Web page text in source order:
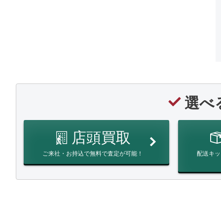
選べ
店頭買取
ご来社・お持込で無料で査定が可能！ 配送キ